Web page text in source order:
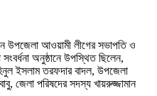
উপজেলা আওয়ামী লীগের সভাপতি ও
অনুষ্ঠানে উপস্থিত ছিলেন,
ইসলাম তরফদার বাদল, উপজেলা
জেলা পরিষদের সদস্য খায়রুজ্জামান